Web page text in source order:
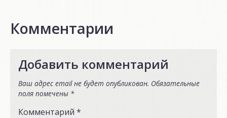
Комментарии
Добавить комментарий
Ваш адрес email не будет опубликован. Обязательные
поля помечены *
Комментарий *